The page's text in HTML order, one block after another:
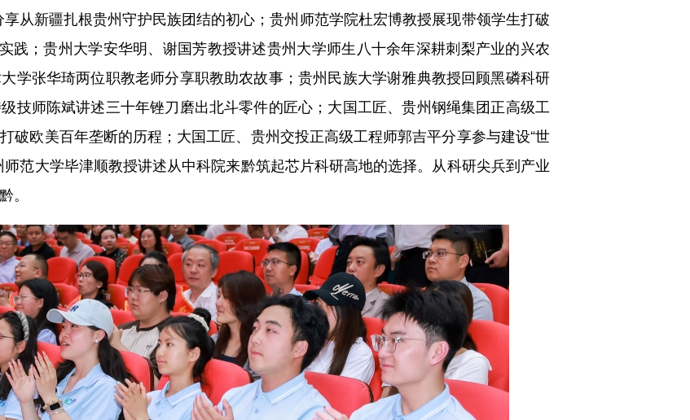
从新疆扎根贵州守护民族团结的初心；贵州师范学院杜宏博教授展现带领学生打破
践；贵州大学安华明、谢国芳教授讲述贵州大学师生八十余年深耕刺梨产业的兴农
学张华琦两位职教老师分享职教助农故事；贵州民族大学谢雅典教授回顾黑磷科研
技师陈斌讲述三十年锉刀磨出北斗零件的匠心；大国工匠、贵州钢绳集团正高级工
破欧美百年垄断的历程；大国工匠、贵州交投正高级工程师郭吉平分享参与建设“世
范大学毕津顺教授讲述从中科院来黔筑起芯片科研高地的选择。从科研尖兵到产业
。